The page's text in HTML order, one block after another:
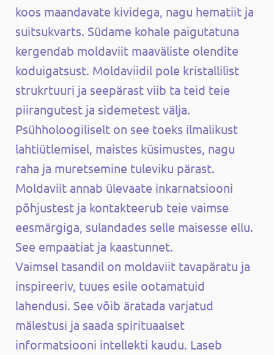
koos maandavate kividega, nagu hematiit ja
suitsukvarts. Südame kohale paigutatuna
kergendab moldaviit maaväliste olendite
koduigatsust. Moldaviidil pole kristallilist
strukrtuuri ja seepärast viib ta teid teie
piirangutest ja sidemetest välja.
Psühholoogiliselt on see toeks ilmalikust
lahtiütlemisel, maistes küsimustes, nagu
raha ja muretsemine tuleviku pärast.
Moldaviit annab ülevaate inkarnatsiooni
põhjustest ja kontakteerub teie vaimse
eesmärgiga, sulandades selle maisesse ellu.
See empaatiat ja kaastunnet.
Vaimsel tasandil on moldaviit tavapäratu ja
inspireeriv, tuues esile ootamatuid
lahendusi. See võib äratada varjatud
mälestusi ja saada spirituaalset
informatsiooni intellekti kaudu. Laseb